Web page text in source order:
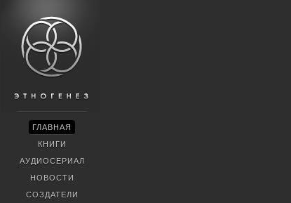
ГЛАВНАЯ
КНИГИ
АУДИОСЕРИАЛ
НОВОСТИ
СОЗДАТЕЛИ